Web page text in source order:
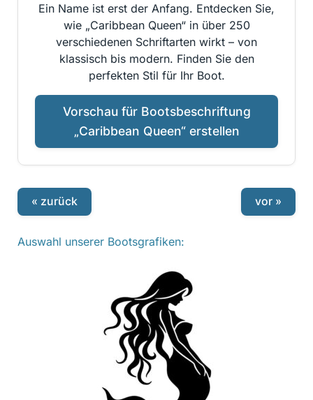
Ein Name ist erst der Anfang. Entdecken Sie,
wie „Caribbean Queen“ in über 250
verschiedenen Schriftarten wirkt – von
klassisch bis modern. Finden Sie den
perfekten Stil für Ihr Boot.
Vorschau für Bootsbeschriftung
„Caribbean Queen“ erstellen
« zurück vor »
Auswahl unserer Bootsgrafiken: